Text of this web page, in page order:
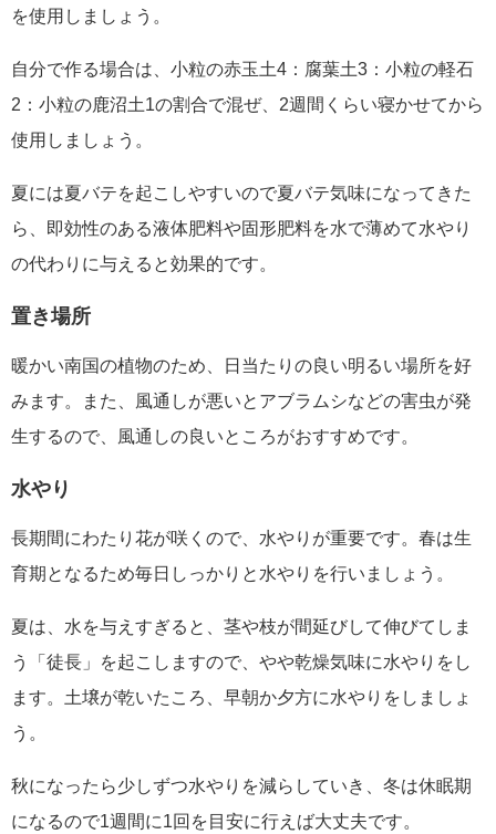
を使用しましょう。
自分で作る場合は、小粒の赤玉土4：腐葉土3：小粒の軽石
2：小粒の鹿沼土1の割合で混ぜ、2週間くらい寝かせてから
使用しましょう。
夏には夏バテを起こしやすいので夏バテ気味になってきた
ら、即効性のある液体肥料や固形肥料を水で薄めて水やり
の代わりに与えると効果的です。
置き場所
暖かい南国の植物のため、日当たりの良い明るい場所を好
みます。また、風通しが悪いとアブラムシなどの害虫が発
生するので、風通しの良いところがおすすめです。
水やり
長期間にわたり花が咲くので、水やりが重要です。春は生
育期となるため毎日しっかりと水やりを行いましょう。
夏は、水を与えすぎると、茎や枝が間延びして伸びてしま
う「徒長」を起こしますので、やや乾燥気味に水やりをし
ます。土壌が乾いたころ、早朝か夕方に水やりをしましょ
う。
秋になったら少しずつ水やりを減らしていき、冬は休眠期
になるので1週間に1回を目安に行えば大丈夫です。